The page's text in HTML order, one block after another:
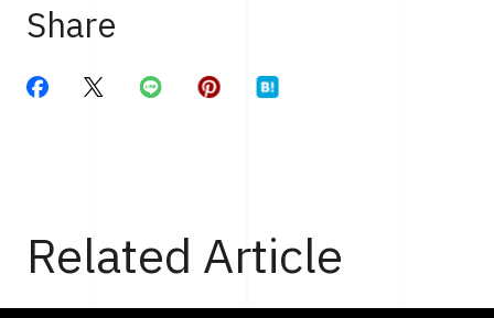
Share
Related Article